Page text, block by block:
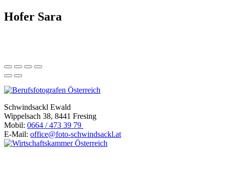
Hofer Sara
Schwindsackl Ewald
Wippelsach 38, 8441 Fresing
Mobil: 0664 / 473 39 79
E-Mail: office@foto-schwindsackl.at